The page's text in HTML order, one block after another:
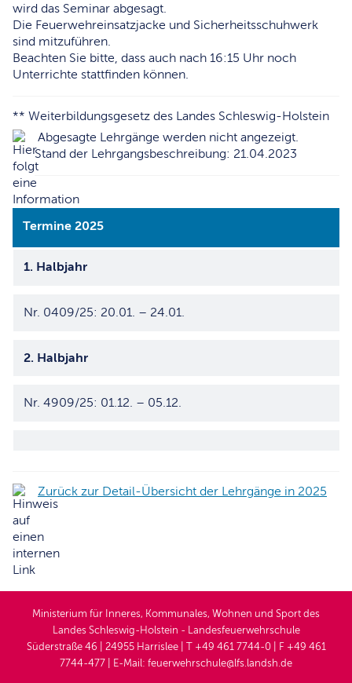
wird das Seminar abgesagt.
Die Feuerwehreinsatzjacke und Sicherheitsschuhwerk
sind mitzuführen.
Beachten Sie bitte, dass auch nach 16:15 Uhr noch
Unterrichte stattfinden können.
** Weiterbildungsgesetz des Landes Schleswig-Holstein
Abgesagte Lehrgänge werden nicht angezeigt.
Stand der Lehrgangsbeschreibung: 21.04.2023
Termine 2025
1. Halbjahr
Nr. 0409/25: 20.01. – 24.01.
2. Halbjahr
Nr. 4909/25: 01.12. – 05.12.
Zurück zur Detail-Übersicht der Lehrgänge in 2025
Ministerium für Inneres, Kommunales, Wohnen und Sport des
Landes Schleswig-Holstein - Landesfeuerwehrschule
Süderstraße 46 | 24955 Harrislee | T +49 461 7744-0 | F +49 461
7744-477 | E-Mail: feuerwehrschule@lfs.landsh.de